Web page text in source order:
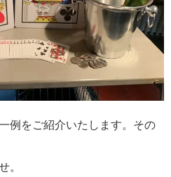
例をご紹介いたします。その
。